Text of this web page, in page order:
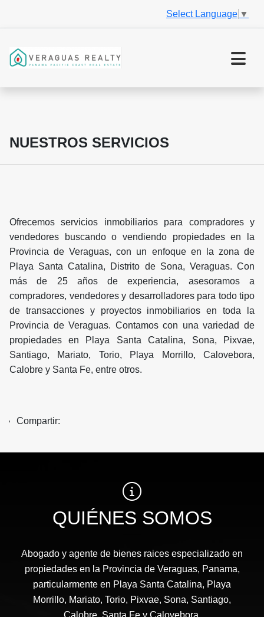
Select Language ▼
NUESTROS SERVICIOS
Ofrecemos servicios inmobiliarios para compradores y
vendedores buscando o vendiendo propiedades en la
Provincia de Veraguas, con un enfoque en la zona de
Playa Santa Catalina, Distrito de Sona, Veraguas. Con
más de 25 años de experiencia, asesoramos a
compradores, vendedores y desarrolladores para todo tipo
de transacciones y proyectos inmobiliarios en toda la
Provincia de Veraguas. Contamos con una variedad de
propiedades en Playa Santa Catalina, Sona, Pixvae,
Santiago, Mariato, Torio, Playa Morrillo, Calovebora,
Calobre y Santa Fe, entre otros.
Compartir:
QUIÉNES SOMOS
Abogado y agente de bienes raices especializado en
propiedades en la Provincia de Veraguas, Panama,
particularmente en Playa Santa Catalina, Playa
Morrillo, Mariato, Torio, Pixvae, Sona, Santiago,